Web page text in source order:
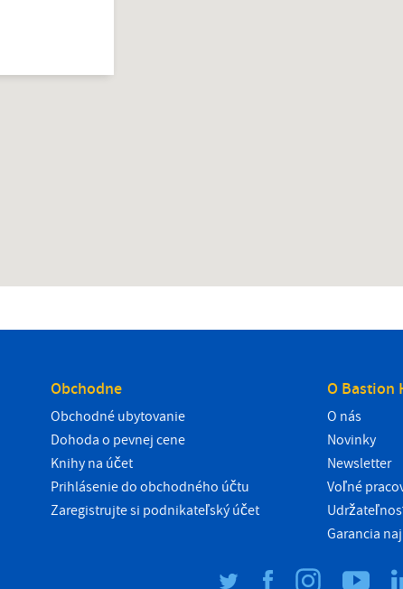
Obchodne
Obchodné ubytovanie
Dohoda o pevnej cene
Knihy na účet
Prihlásenie do obchodného účtu
Zaregistrujte si podnikateľský účet
O Bastion
O nás
Novinky
Newsletter
Voľné
Garancia